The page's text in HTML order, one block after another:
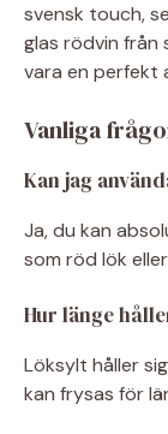
svensk touch,
glas rödvin från
vara en perfekt
Vanliga
Kan jag
Ja, du kan
som röd lök
Hur länge
Löksylt håller
kan frysas för